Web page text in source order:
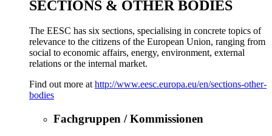
SECTIONS & OTHER BODIES
The EESC has six sections, specialising in concrete topics of
relevance to the citizens of the European Union, ranging from
social to economic affairs, energy, environment, external
relations or the internal market.
Find out more athttp://www.eesc.europa.eu/en/sections-other-
bodies
Fachgruppen / Kommissionen